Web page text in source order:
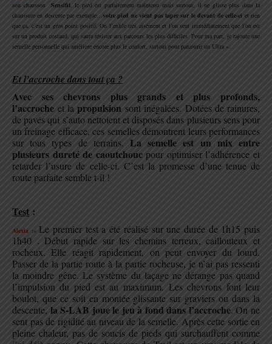
son chausson
Sensifit, le pied est parfaitement maintenu mais surtout, il ne glisse plus dans la
chaussure en descente par exemple…votre pied ne vient pas taper sur le devant de celle-ci et rien
que ça, c’est un gros point positif. On l’enfile très aisément et l’on sent immédiatement que l’on est
sur un produit costaud, qui saura résister aux parcours les plus difficiles. Pour ma part, je rajoute une
semelle personnelle qui améliore encore plus le confort, surtout pour parcourir un Ultra ».
Et l’accroche dans tout ça ?
Avec ses chevrons plus grands et plus profonds,
l’accroche et lapropulsion sont inégalées. Dotées de rainures,
de pavés qui s’auto nettoient et disposés dans plusieurs sens pour
un freinage efficace, ces semelles démontrent leurs performances
sur tous types de terrains. La semelle est un mix entre
plusieurs dureté de caoutchoucpour optimiser l’adhérence et
retarder l’usure de celle-ci. C’est la promesse d’une tenue de
route parfaite semble t-il !
Test :
Alexia :« Le premier test a été réalisé sur une durée de 1h15 puis
1h40 . Début rapide sur les chemins terreux, caillouteux et
rocheux. Elle réagit rapidement, on peut envoyer du lourd.
Passer de la partie route à la partie rocheuse, je n’ai pas ressenti
la moindre gêne. Le système du laçage ne dérange pas quand
l’impulsion du pied est au maximum. Les chevrons font leur
boulot, que ce soit en montée glissante sur graviers ou dans la
descente, la S-LAB joue le jeu à fond dans l’accroche. On ne
sent pas de rigidité au niveau de la semelle. Après cette sortie en
pleine chaleur, pas de soucis de pieds qui surchauffent comme